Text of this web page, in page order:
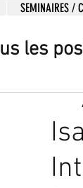
SEMINAIRES /
les